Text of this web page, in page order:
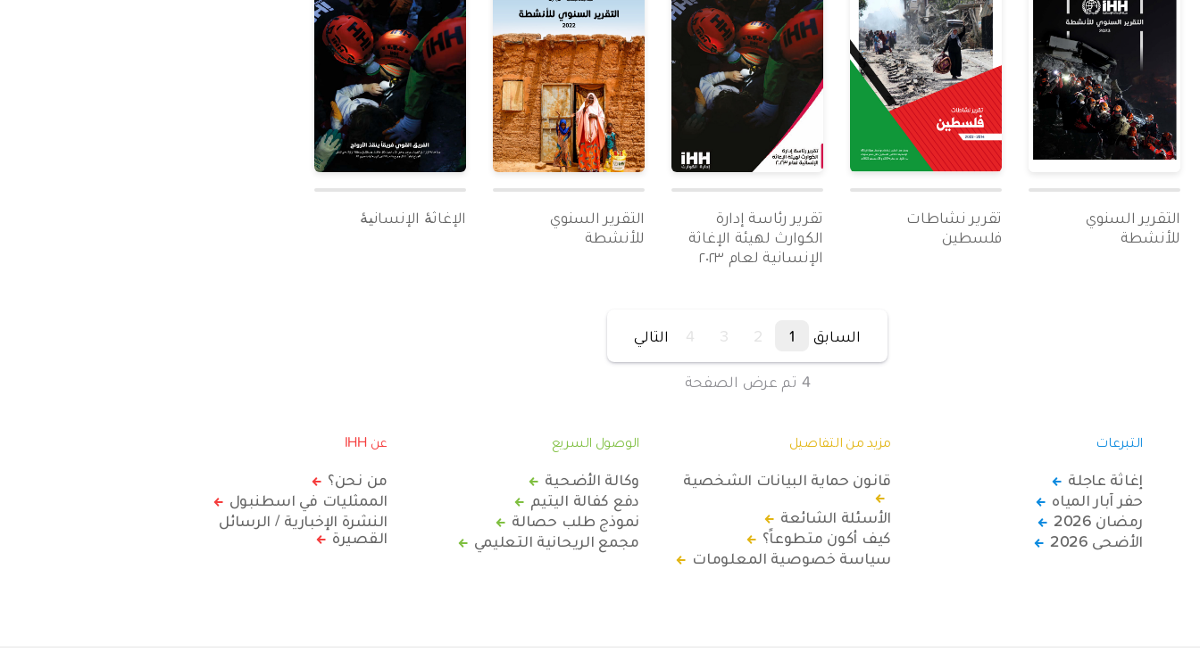
التقرير السنوي
للأنشطة
تقرير نشاطات
فلسطين
تقرير رئاسة إدارة
الكوارث لهيئة الإغاثة
الإنسانية لعام ٢٠٢٣
التقرير السنوي
للأنشطة
الإغاثۀ الإنسانیۀ
السابق 1
2
3
4 التالي
4 تم عرض الصفحة
التبرعات
إغاثة عاجلة
حفر آبار المياه
رمضان 2026
الأضحى 2026
مزيد من التفاصيل
قانون حماية البيانات الشخصية
الأسئلة الشائعة
كيف أكون متطوعاً؟
سياسة خصوصية المعلومات
الوصول السريع
وكالة الأضحية
دفع كفالة اليتيم
نموذج طلب حصالة
مجمع الريحانية التعليمي
عن IHH
من نحن؟
الممثليات في اسطنبول
النشرة الإخبارية / الرسائل
القصيرة